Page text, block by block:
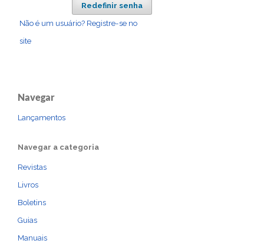
Redefinir senha
Não é um usuário? Registre-se no
site
Navegar
Lançamentos
Navegar a categoria
Revistas
Livros
Boletins
Guias
Manuais